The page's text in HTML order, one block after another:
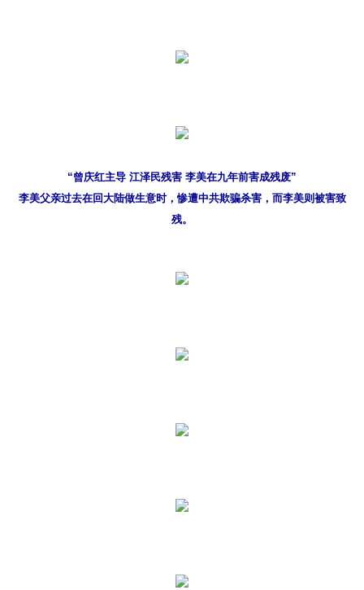
“曾庆红主导 江泽民残害 李美在九年前害成残废”
李美父亲过去在回大陆做生意时，惨遭中共欺骗杀害，而李美则被害致
残。